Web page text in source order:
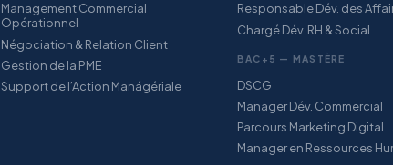
Management Commercial
Opérationnel
Négociation & Relation Client
Gestion de la PME
Support de l’Action Manágériale
Responsable Dév. des
Chargé Dév. RH & Social
BAC+5 — MASTÈRE
DSCG
Manager Dév. Commercial
Parcours Marketing Digital
Manager en Ressources